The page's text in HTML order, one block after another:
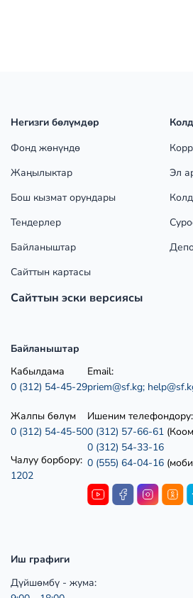
Негизги бөлүмдөр
Фонд жөнүндө
Жаңылыктар
Бош кызмат орундары
Тендерлер
Байланыштар
Сайттын картасы
Сайттын эски версиясы
Эл
Байланыштар
Кабылдама
0 (312) 54-45-29
Жалпы бөлүм
0 (312) 54-45-50
Чалуу борбору:
1202
Email:
priem@sf.kg;
Ишеним телефондору:
0 (312) 57-66-61
0 (312) 54-33-16
0 (555) 64-04-16
Иш графиги
Дүйшөмбү - жума: